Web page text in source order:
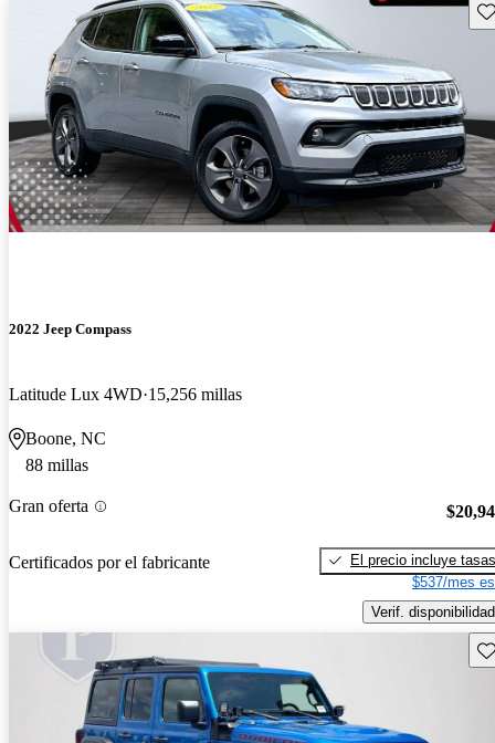
2022 Jeep Compass
Latitude Lux 4WD 15,256 millas
Boone, NC
88 millas
Gran oferta
Certificados por el fabricante
El precio incluye tasas
$537/mes
Verif. disponibilidad